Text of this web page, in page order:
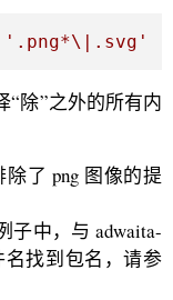
'.png*\|.svg'
除”之外的所有内
了 png 图像的提
子中，与 adwaita-
名找到包名，请参